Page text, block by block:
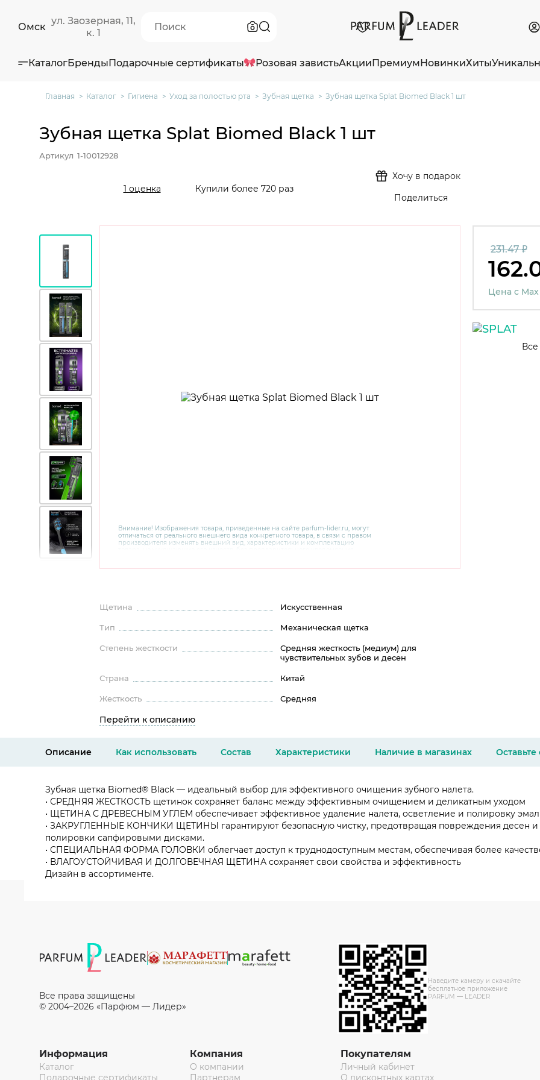
Омск
ул. Заозерная, 11,
к. 1
КаталогБрендыПодарочные сертификаты Розовая завистьАкцииПремиумНовинкиХиты
Главная Каталог Гигиена Уход за полостью рта Зубная щетка Зубная щетка Splat Biomed Black 1 шт
Внимание! Изображения товара, приведенные на сайте parfum-lider.ru, могут
отличаться от реального внешнего вида конкретного товара, в связи с правом
производителя изменять внешний вид, характеристики и комплектацию
консультантов по номеру 8 800 200 78 80.
Зубная щетка Splat Biomed Black 1 шт
Артикул 1-10012928
1 оценка Купили более 720 раз
Хочу в подарок
Поделиться
Щетина Искусственная
Тип Механическая щетка
Степень жесткости
Средняя жесткость (медиум) для
чувствительных зубов и десен
Страна Китай
Жесткость Средняя
Перейти к описанию
231.47 ₽
Цена с
Описание Как использовать Состав Характеристики Наличие в магазинах Оставьте
Зубная щетка Biomed® Black — идеальный выбор для эффективного очищения зубного налета.
• СРЕДНЯЯ ЖЕСТКОСТЬ щетинок сохраняет баланс между эффективным очищением и деликатным уходом
• ЩЕТИНА С ДРЕВЕСНЫМ УГЛЕМ обеспечивает эффективное удаление налета, осветление и полировку
• ЗАКРУГЛЕННЫЕ КОНЧИКИ ЩЕТИНЫ гарантируют безопасную чистку, предотвращая повреждения десен и
полировки сапфировыми дисками.
• СПЕЦИАЛЬНАЯ ФОРМА ГОЛОВКИ облегчает доступ к труднодоступным местам, обеспечивая более
• ВЛАГОУСТОЙЧИВАЯ И ДОЛГОВЕЧНАЯ ЩЕТИНА сохраняет свои свойства и эффективность
Дизайн в ассортименте.
Все права защищены
© 2004–2026 «Парфюм — Лидер»
Наведите камеру и скачайте
бесплатное приложение
PARFUM — LEADER
Информация
Каталог
Подарочные сертификаты
Компания
О компании
Партнерам
Покупателям
Личный кабинет
О дисконтных картах